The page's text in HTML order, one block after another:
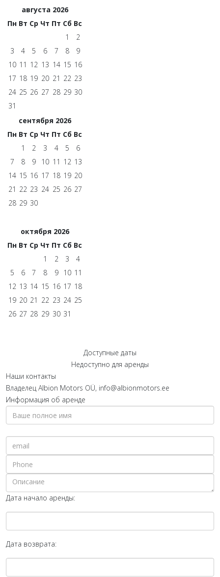
августа 2026
Пн Вт Ср Чт Пт Сб Вс
1
2
3
4 5 6 7 8
9
10 11 12 13 14 15 16
17 18 19 20 21 22 23
24 25 26 27 28 29 30
31
сентября 2026
Пн Вт Ср Чт Пт Сб Вс
1
2 3 4 5
6
7
8 9 10 11 12 13
14 15 16 17 18 19 20
21 22 23 24 25 26 27
28 29 30
октября 2026
Пн Вт Ср Чт Пт Сб Вс
1
2 3
4
5
6 7 8 9 10 11
12 13 14 15 16 17 18
19 20 21 22 23 24 25
26 27 28 29 30 31
Доступные даты
Недоступно для аренды
Наши контакты
Владелец Albion Motors OÜ, info@albionmotors.ee
Информация об аренде
Дата начало аренды:
Дата возврата: